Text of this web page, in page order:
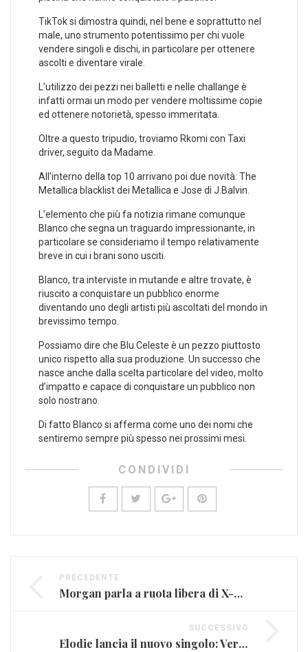
TikTok si dimostra quindi, nel bene e soprattutto nel
male, uno strumento potentissimo per chi vuole
vendere singoli e dischi, in particolare per ottenere
ascolti e diventare virale.
L’utilizzo dei pezzi nei balletti e nelle challange è
infatti ormai un modo per vendere moltissime copie
ed ottenere notorietà, spesso immeritata.
Oltre a questo tripudio, troviamo Rkomi con Taxi
driver, seguito da Madame.
All’interno della top 10 arrivano poi due novità: The
Metallica blacklist dei Metallica e Jose di J.Balvin.
L’elemento che più fa notizia rimane comunque
Blanco che segna un traguardo impressionante, in
particolare se consideriamo il tempo relativamente
breve in cui i brani sono usciti.
Blanco, tra interviste in mutande e altre trovate, è
riuscito a conquistare un pubblico enorme
diventando uno degli artisti più ascoltati del mondo in
brevissimo tempo.
Possiamo dire che Blu Celeste è un pezzo piuttosto
unico rispetto alla sua produzione. Un successo che
nasce anche dalla scelta particolare del video, molto
d’impatto e capace di conquistare un pubblico non
solo nostrano.
Di fatto Blanco si afferma come uno dei nomi che
sentiremo sempre più spesso nei prossimi mesi.
CONDIVIDI
PRECEDENTE
Morgan parla a ruota libera di X-Factor
SUCCESSIVO
Elodie lancia il nuovo singolo: Vertigine